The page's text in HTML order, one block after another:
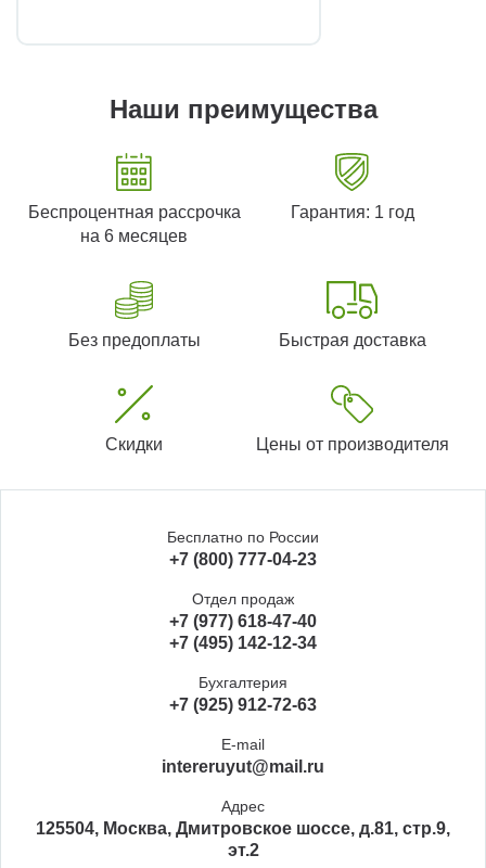
Наши преимущества
Беспроцентная рассрочка
на 6 месяцев
Гарантия: 1 год
Без предоплаты Быстрая доставка
Скидки Цены от производителя
Бесплатно по России
+7 (800) 777-04-23
Отдел продаж
+7 (977) 618-47-40
+7 (495) 142-12-34
Бухгалтерия
+7 (925) 912-72-63
E-mail
intereruyut@mail.ru
Адрес
125504, Москва, Дмитровское шоссе, д.81, стр.9,
эт.2